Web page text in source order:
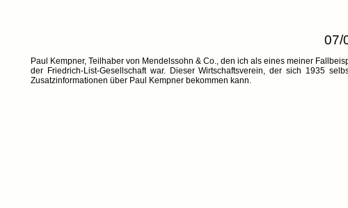
07/
Paul Kempner, Teilhaber von Mendelssohn & Co., den ich als eines meiner
der Friedrich-List-Gesellschaft war. Dieser Wirtschaftsverein, der sich 1935
Zusatzinformationen über Paul Kempner bekommen kann.